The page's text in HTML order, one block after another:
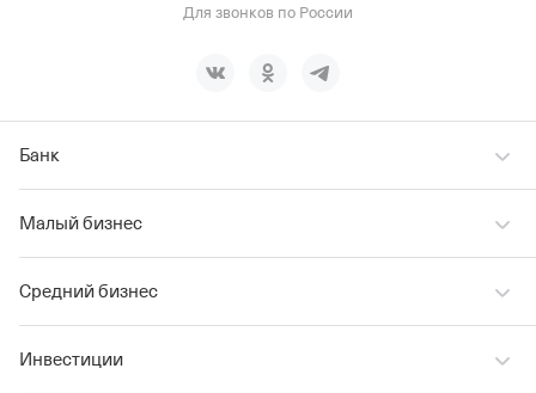
Для звонков по России
Банк
Малый бизнес
Средний бизнес
Инвестиции